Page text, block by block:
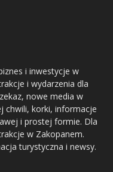
i inwestycje w
i wydarzenia dla
nowe media w
chwili, korki, informacje
i prostej formie. Dla
w Zakopanem.
turystyczna i newsy.